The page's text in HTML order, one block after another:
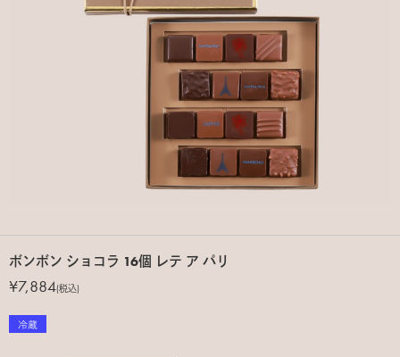
ボンボン ショコラ 16個 レテ ア パリ
¥7,884(税込)